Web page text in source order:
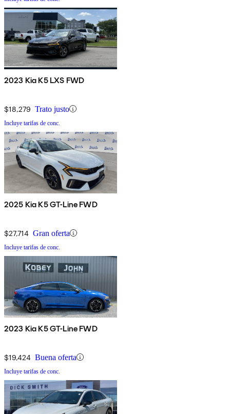
2023 Kia K5 LXS FWD
$18,279 Trato justo
Incluye tarifas de conc.
2025 Kia K5 GT-Line FWD
$27,714 Gran oferta
Incluye tarifas de conc.
2023 Kia K5 GT-Line FWD
$19,424 Buena oferta
Incluye tarifas de conc.